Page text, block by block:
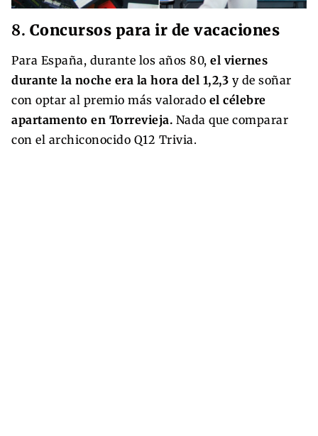
8. Concursos para ir de vacaciones
Para España, durante los años 80, el viernes
durante la noche era la hora del 1,2,3 y de soñar
con optar al premio más valorado el célebre
apartamento en Torrevieja. Nada que comparar
con el archiconocido Q12 Trivia.